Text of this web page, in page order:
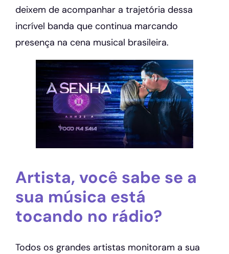
deixem de acompanhar a trajetória dessa
incrível banda que continua marcando
presença na cena musical brasileira.
Artista, você sabe se a
sua música está
tocando no rádio?
Todos os grandes artistas monitoram a sua